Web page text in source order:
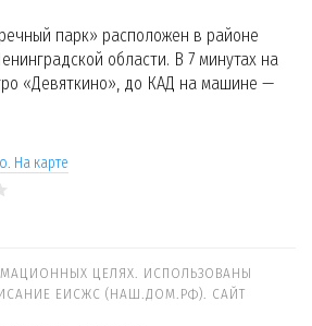
парк» расположен в районе
области. В 7 минутах на
«Девяткино», до КАД на машине —
На карте
ЦЕЛЯХ. ИСПОЛЬЗОВАНЫ
ЕИСЖС (НАШ.ДОМ.РФ). САЙТ